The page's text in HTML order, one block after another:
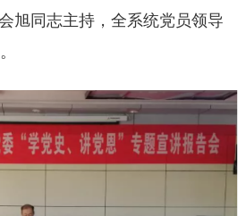
旭同志主持，全系统党员领导